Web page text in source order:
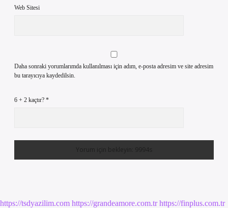
Web Sitesi
Daha sonraki yorumlarımda kullanılması için adım, e-posta adresim ve site adresim
bu tarayıcıya kaydedilsin.
6 + 2 kaçtır? *
https://tsdyazilim.com https://grandeamore.com.tr https://finplus.com.tr